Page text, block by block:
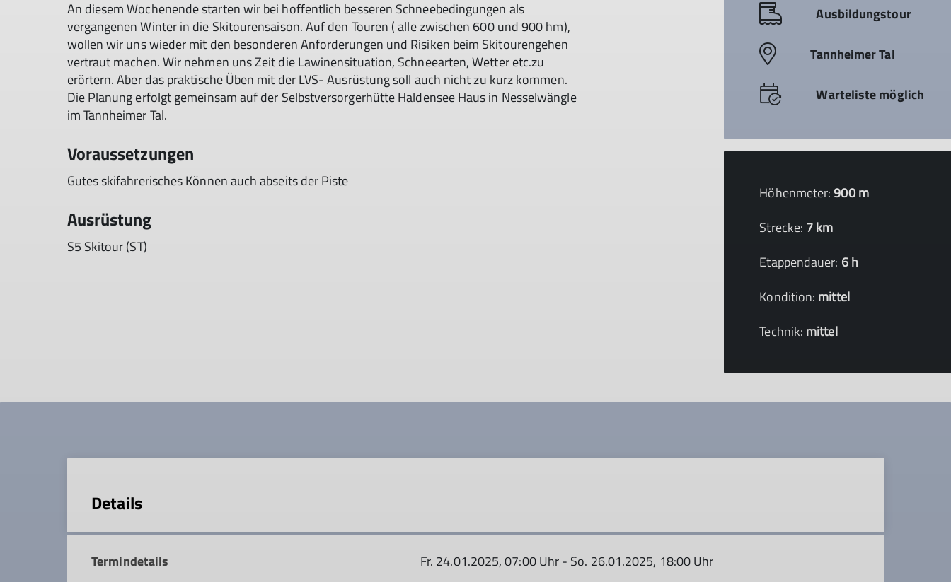
An diesem Wochenende starten wir bei hoffentlich besseren Schneebedingungen als
vergangenen Winter in die Skitourensaison. Auf den Touren ( alle zwischen 600 und 900 hm),
wollen wir uns wieder mit den besonderen Anforderungen und Risiken beim Skitourengehen
vertraut machen. Wir nehmen uns Zeit die Lawinensituation, Schneearten, Wetter etc.zu
erörtern. Aber das praktische Üben mit der LVS- Ausrüstung soll auch nicht zu kurz kommen.
Die Planung erfolgt gemeinsam auf der Selbstversorgerhütte Haldensee Haus in Nesselwängle
im Tannheimer Tal.
Voraussetzungen
Gutes skifahrerisches Können auch abseits der Piste
Ausrüstung
S5 Skitour (ST)
Ausbildungstour
Tannheimer Tal
Warteliste möglich
Höhenmeter:900 m
Strecke: 7 km
Etappendauer: 6 h
Kondition: mittel
Technik: mittel
Details
Termindetails Fr. 24.01.2025, 07:00 Uhr - So. 26.01.2025, 18:00 Uhr